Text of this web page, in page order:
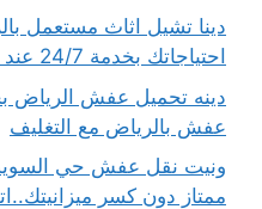
احتياجاتك بخدمة 24/7 عند نقل الأثاث
عفش بالرياض مع التغليف
ممتاز دون كسر